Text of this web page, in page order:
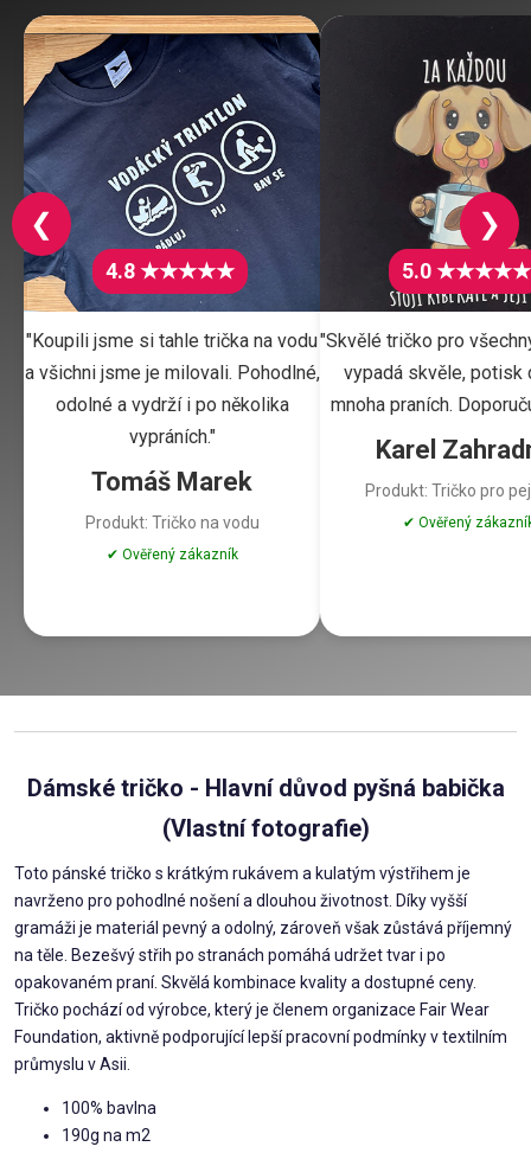
4.8 ★★★★★
"Koupili jsme si tahle trička na vodu
a všichni jsme je milovali. Pohodlné,
odolné a vydrží i po několika
vypráních."
Tomáš Marek
Produkt: Tričko na vodu
✔ Ověřený zákazník
5.0 ★★★★★
"Skvělé tričko pro
vypadá skvěle, potisk
mnoha praních.
Karel
Produkt: Tričko pro
✔ Ověřený
❮ ❯
Dámské tričko - Hlavní důvod pyšná babička
(Vlastní fotografie)
Toto pánské tričko s krátkým rukávem a kulatým výstřihem je
navrženo pro pohodlné nošení a dlouhou životnost. Díky vyšší
gramáži je materiál pevný a odolný, zároveň však zůstává příjemný
na těle. Bezešvý střih po stranách pomáhá udržet tvar i po
opakovaném praní. Skvělá kombinace kvality a dostupné ceny.
Tričko pochází od výrobce, který je členem organizace Fair Wear
Foundation, aktivně podporující lepší pracovní podmínky v textilním
průmyslu v Asii.
100% bavlna
190g na m2